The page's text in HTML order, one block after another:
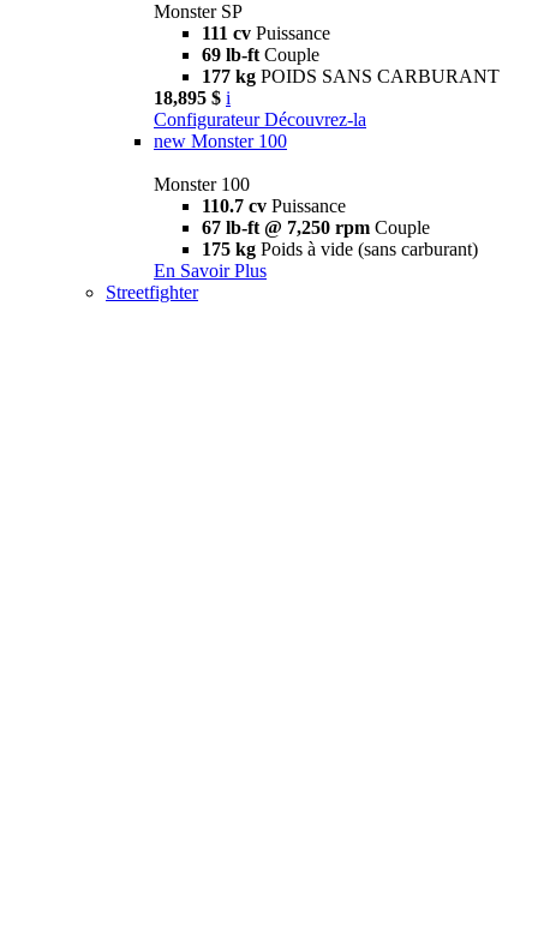
Monster SP
111 cv Puissance
69 lb-ft Couple
177 kg POIDS SANS CARBURANT
18,895 $ i
Configurateur Découvrez-la
new Monster 100
Monster 100
110.7 cv Puissance
67 lb-ft @ 7,250 rpm Couple
175 kg Poids à vide (sans carburant)
En Savoir Plus
Streetfighter